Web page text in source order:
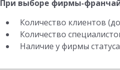
При выборе фирмы-
Количество клиентов
Количество
Наличие у фирмы статуса